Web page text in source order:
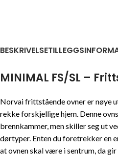
BESKRIVELSE
MINIMAL FS/SL –
Norvai frittstående ovner er nøye
rekke forskjellige hjem. Denne
brennkammer, men skiller seg ut
dørtyper. Enten du foretrekker en
at ovnen skal være i sentrum, da